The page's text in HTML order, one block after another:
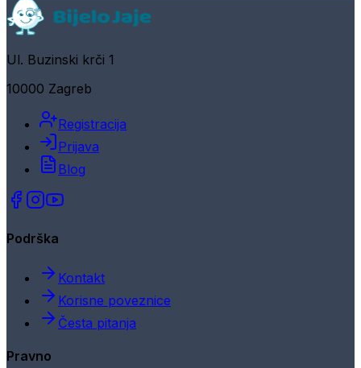
Ul. Buzinski krči 1
10000 Zagreb
Registracija
Prijava
Blog
Podrška
Kontakt
Korisne poveznice
Česta pitanja
Pravno